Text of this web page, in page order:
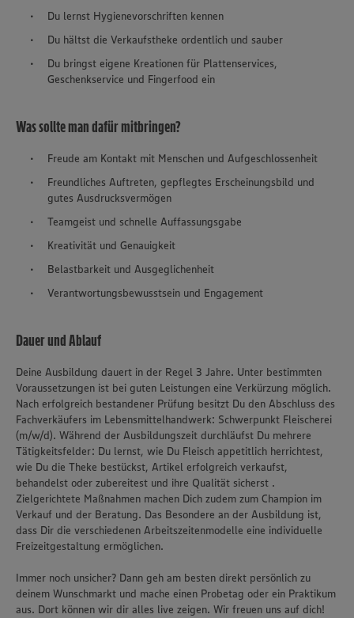
Du lernst Hygienevorschriften kennen
Du hältst die Verkaufstheke ordentlich und sauber
Du bringst eigene Kreationen für Plattenservices,
Geschenkservice und Fingerfood ein
Was sollte man dafür mitbringen?
Freude am Kontakt mit Menschen und Aufgeschlossenheit
Freundliches Auftreten, gepflegtes Erscheinungsbild und
gutes Ausdrucksvermögen
Teamgeist und schnelle Auffassungsgabe
Kreativität und Genauigkeit
Belastbarkeit und Ausgeglichenheit
Verantwortungsbewusstsein und Engagement
Dauer und Ablauf
Deine Ausbildung dauert in der Regel 3 Jahre. Unter bestimmten
Voraussetzungen ist bei guten Leistungen eine Verkürzung möglich.
Nach erfolgreich bestandener Prüfung besitzt Du den Abschluss des
Fachverkäufers im Lebensmittelhandwerk: Schwerpunkt Fleischerei
(m/w/d). Während der Ausbildungszeit durchläufst Du mehrere
Tätigkeitsfelder: Du lernst, wie Du Fleisch appetitlich herrichtest,
wie Du die Theke bestückst, Artikel erfolgreich verkaufst,
behandelst oder zubereitest und ihre Qualität sicherst .
Zielgerichtete Maßnahmen machen Dich zudem zum Champion im
Verkauf und der Beratung. Das Besondere an der Ausbildung ist,
dass Dir die verschiedenen Arbeitszeitenmodelle eine individuelle
Freizeitgestaltung ermöglichen.
Immer noch unsicher? Dann geh am besten direkt persönlich zu
deinem Wunschmarkt und mache einen Probetag oder ein Praktikum
aus. Dort können wir dir alles live zeigen. Wir freuen uns auf dich!